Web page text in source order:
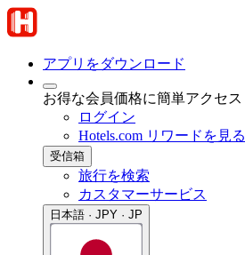
アプリをダウンロード
お得な会員価格に簡単アクセス
ログイン
Hotels.com リワードを見る
受信箱
旅行を検索
カスタマーサービス
日本語 · JPY · JP